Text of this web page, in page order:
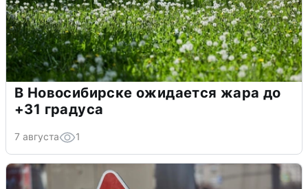
В Новосибирске ожидается жара до
+31 градуса
7 августа 1